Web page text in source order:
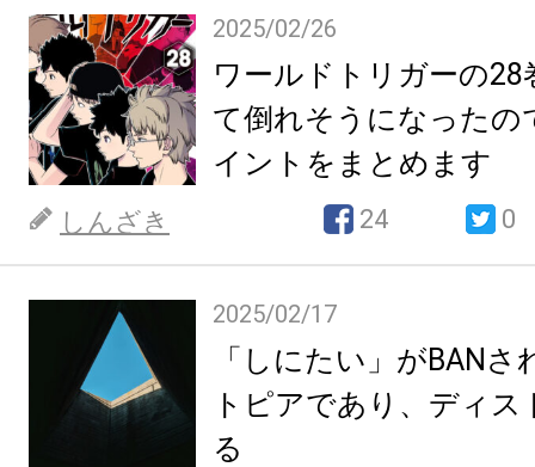
2025/02/26
ワールドトリガーの28
て倒れそうになったの
イントをまとめます
しんざき 24 0
2025/02/17
「しにたい」がBAN
トピアであり、ディ
る